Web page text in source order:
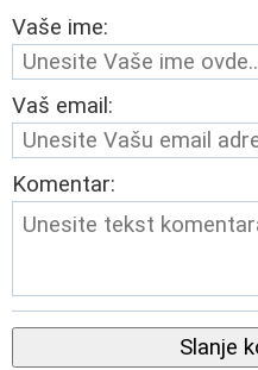
Vaše ime:
Vaš email:
Komentar:
Slanje